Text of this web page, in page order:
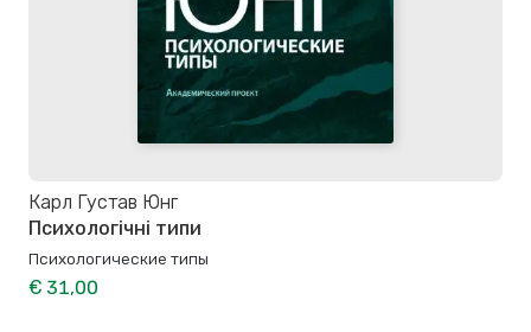
Карл Густав Юнг
Психологічні типи
Психологические типы
€ 31,00